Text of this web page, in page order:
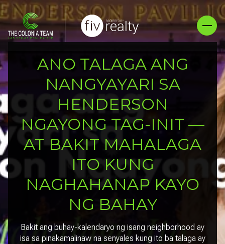
ANO TALAGA ANG
NANGYAYARI SA
HENDERSON
NGAYONG TAG-INIT —
AT BAKIT MAHALAGA
ITO KUNG
NAGHAHANAP KAYO
NG BAHAY
Bakit ang buhay-kalendaryo ng isang neighborhood ay
isa sa pinakamalinaw na senyales kung ito ba talaga ay